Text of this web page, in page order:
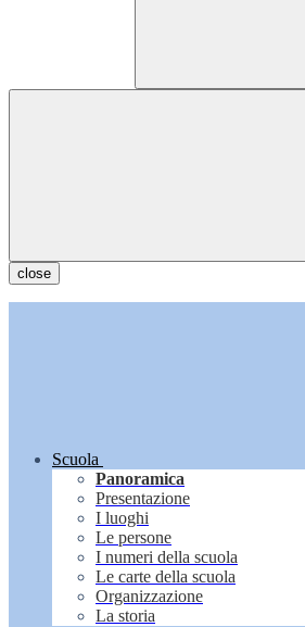
close
Scuola
Panoramica
Presentazione
I luoghi
Le persone
I numeri della scuola
Le carte della scuola
Organizzazione
La storia